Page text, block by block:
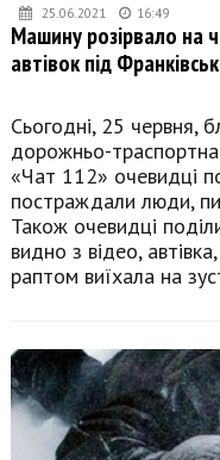
25.06.2021 16:49
Машину розірвало на
автівок під
Сьогодні, 25 червня,
дорожньо-траспортна
«Чат 112» очевидці
постраждали люди,
Також очевидці
видно з відео,
раптом виїхала на